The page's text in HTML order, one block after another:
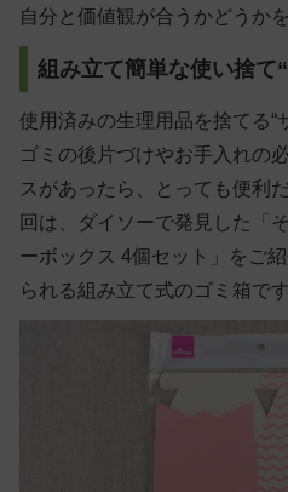
自分と価値観が合うかどうか
組み立て簡単な使い捨て
使用済みの生理用品を捨てる“
ゴミの後片づけやお手入れの
スがあったら、とっても便利
回は、ダイソーで発見した「
ーボックス 4個セット」をご
られる組み立て式のゴミ箱です